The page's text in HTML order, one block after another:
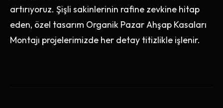
artırıyoruz. Şişli sakinlerinin rafine zevkine hitap
eden, özel tasarım Organik Pazar Ahşap Kasaları
Montajı projelerimizde her detay titizlikle işlenir.